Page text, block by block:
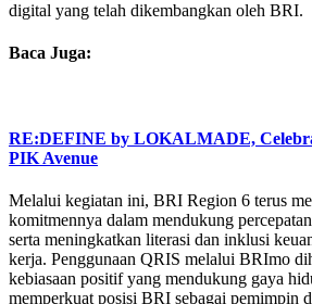
digital yang telah dikembangkan oleh BRI.
Baca Juga:
RE:DEFINE by LOKALMADE,
PIK Avenue
Melalui kegiatan ini, BRI Region 6 terus
komitmennya dalam mendukung
serta meningkatkan literasi dan inklusi
kerja. Penggunaan QRIS melalui BRImo
kebiasaan positif yang mendukung gaya
memperkuat posisi BRI sebagai pemimpin